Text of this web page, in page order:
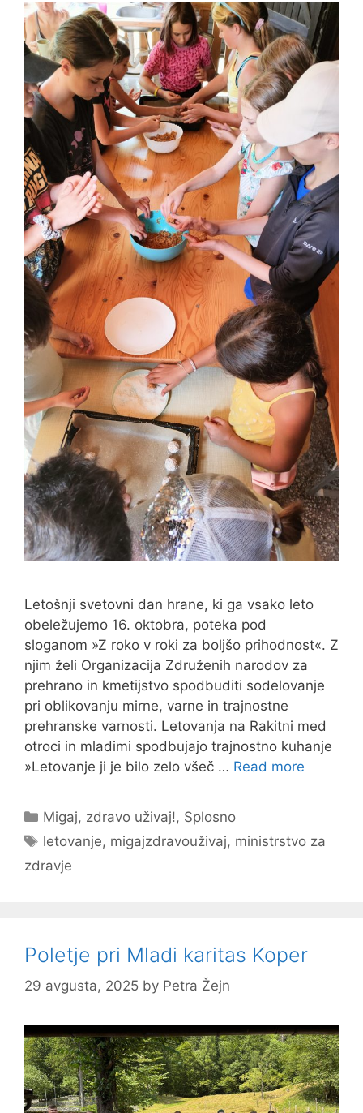
Letošnji svetovni dan hrane, ki ga vsako leto
obeležujemo 16. oktobra, poteka pod
sloganom »Z roko v roki za boljšo prihodnost«. Z
njim želi Organizacija Združenih narodov za
prehrano in kmetijstvo spodbuditi sodelovanje
pri oblikovanju mirne, varne in trajnostne
prehranske varnosti. Letovanja na Rakitni med
otroci in mladimi spodbujajo trajnostno kuhanje
»Letovanje ji je bilo zelo všeč … Read more
Categories
Migaj, zdravo uživaj!, Splosno
Tags
letovanje, migajzdravouživaj, ministrstvo za
zdravje
Poletje pri Mladi karitas Koper
29 avgusta, 2025 by Petra Žejn